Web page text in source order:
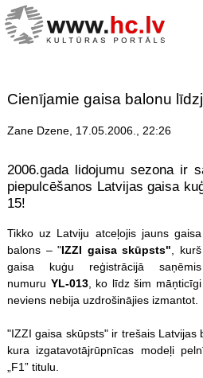
Cienījamie gaisa balonu
Zane Dzene, 17.05.2006., 22:26
2006.gada lidojumu sezona ir
piepulcēšanos Latvijas gaisa
15!
Tikko uz Latviju atceļojis jauns gaisa
balons – "IZZI gaisa skūpsts" , kurš
gaisa kuģu reģistrācijā saņēmis
numuru YL-013, ko līdz šim māņticīgi
neviens nebija uzdrošinājies izmantot.
"IZZI gaisa skūpsts" ir trešais Latvijas
kura izgatavotājrūpnīcas modeļi
„F1” titulu.